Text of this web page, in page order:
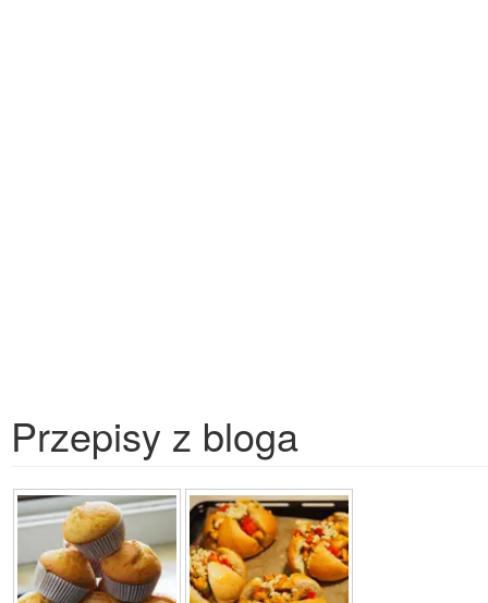
Przepisy z bloga